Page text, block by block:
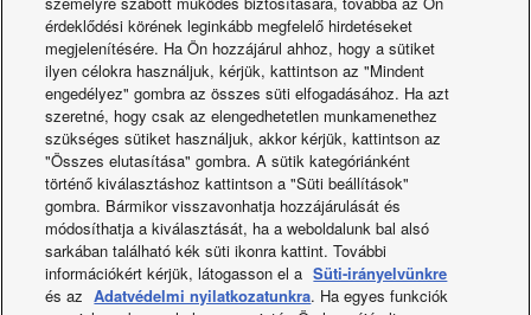
Megjegyzés: Mivel az üzemmód és a hőmérsékleti
beállítások nem módosíthatók a BE/KI kapcsoló vezérlővel,
ezt a vezérlőt egy távvezérlővel, rendszervezérlő
egységgel stb. együtt kell használni.
Méretek (magasság x szélesség x mélység): 121 x 122 x
14 + 52 mm (beágyazási méret).
Áramellátás: AC 220–240 V
I/O alkatrész: Távvezérlő bemenet (üzemi feszültség: 24 V
DC-n belül): Mind BE/KI. Távvezérlő kimenet (megengedett
érdeklődési körének leginkább megfelelő hirdetéseket
megjelenítésére. Ha Ön hozzájárul ahhoz, hogy a sütiket
ilyen célokra használjuk, kérjük, kattintson az "Mindent
engedélyez" gombra az összes süti elfogadásához. Ha azt
szeretné, hogy csak az elengedhetetlen munkamenethez
szükséges sütiket használjuk, akkor kérjük, kattintson az
"Összes elutasítása" gombra. A sütik kategóriánként
történő kiválasztáshoz kattintson a "Süti beállítások"
gombra. Bármikor visszavonhatja hozzájárulását és
módosíthatja a kiválasztását, ha a weboldalunk bal alsó
sarkában található kék süti ikonra kattint. További
információkért kérjük, látogasson el a Süti-irányelvünkre
és az Adatvédelmi nyilatkozatunkra. Ha egyes funkciók